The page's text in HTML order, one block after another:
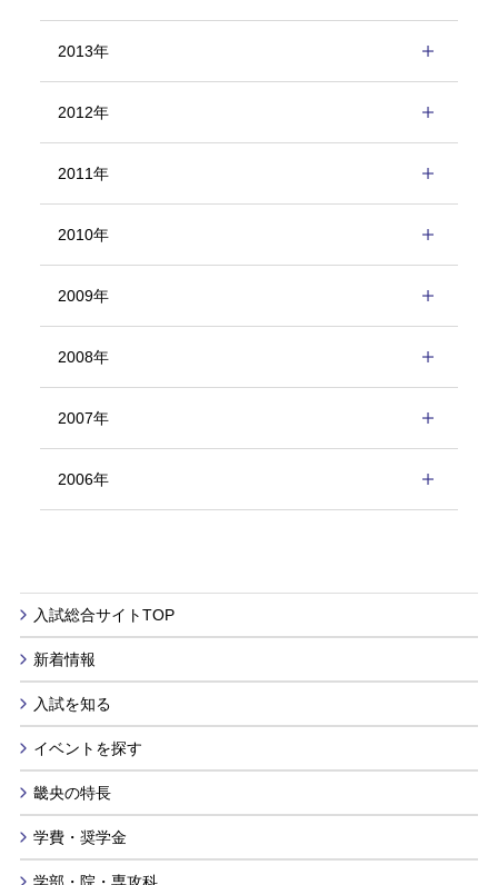
2013年
2012年
2011年
2010年
2009年
2008年
2007年
2006年
入試総合サイトTOP
新着情報
入試を知る
イベントを探す
畿央の特長
学費・奨学金